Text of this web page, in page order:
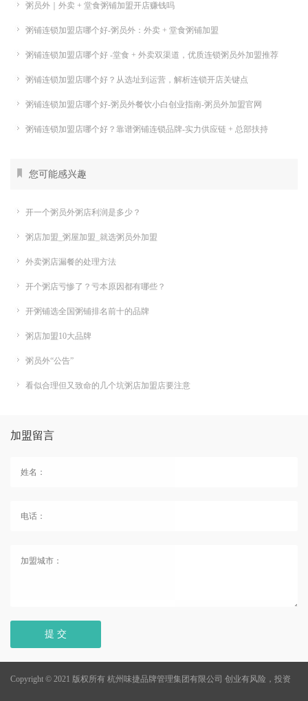
粥员外｜外卖 + 堂食粥铺加盟开店赚钱吗
粥铺连锁加盟店哪个好-粥员外：外卖 + 堂食粥铺加盟
粥铺连锁加盟店哪个好 -堂食 + 外卖双渠道，优质连锁粥员外加盟推荐
粥铺连锁加盟店哪个好？从选址到运营，解析连锁开店关键点
粥铺连锁加盟店哪个好-粥员外餐饮小白创业指南-粥员外加盟官网
粥铺连锁加盟店哪个好？靠谱粥铺连锁品牌-实力供应链 + 总部扶持
您可能感兴趣
开一个粥员外粥店利润是多少？
粥店加盟_粥屋加盟_就选粥员外加盟
外卖粥店漏餐的处理方法
开个粥店亏惨了？亏本原因都有哪些？
开粥铺选全国粥铺排名前十的品牌
粥店加盟10大品牌
粥员外“公告”
看似合理但又致命的几个坑粥店加盟店要注意
加盟留言
提 交
Copyright © 2021 版权所有 杭州味捷品牌管理集团有限公司 创业有风险，投资